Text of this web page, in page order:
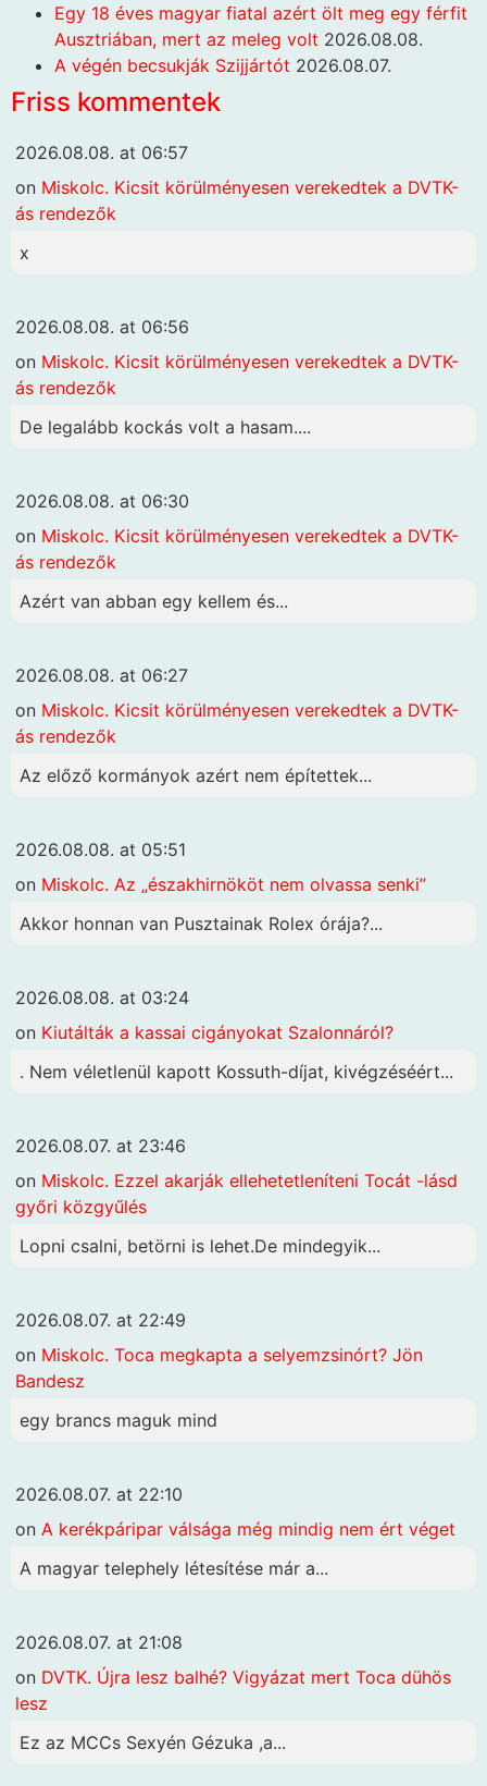
Egy 18 éves magyar fiatal azért ölt meg egy férfit
Ausztriában, mert az meleg volt 2026.08.08.
A végén becsukják Szijjártót 2026.08.07.
Friss kommentek
2026.08.08. at 06:57
on Miskolc. Kicsit körülményesen verekedtek a DVTK-
ás rendezők
x
2026.08.08. at 06:56
on Miskolc. Kicsit körülményesen verekedtek a DVTK-
ás rendezők
De legalább kockás volt a hasam....
2026.08.08. at 06:30
on Miskolc. Kicsit körülményesen verekedtek a DVTK-
ás rendezők
Azért van abban egy kellem és...
2026.08.08. at 06:27
on Miskolc. Kicsit körülményesen verekedtek a DVTK-
ás rendezők
Az előző kormányok azért nem építettek...
2026.08.08. at 05:51
on Miskolc. Az „északhirnököt nem olvassa senki”
Akkor honnan van Pusztainak Rolex órája?...
2026.08.08. at 03:24
on Kiutálták a kassai cigányokat Szalonnáról?
. Nem véletlenül kapott Kossuth-díjat, kivégzéséért...
2026.08.07. at 23:46
on Miskolc. Ezzel akarják ellehetetleníteni Tocát -lásd
győri közgyűlés
Lopni csalni, betörni is lehet.De mindegyik...
2026.08.07. at 22:49
on Miskolc. Toca megkapta a selyemzsinórt? Jön
Bandesz
egy brancs maguk mind
2026.08.07. at 22:10
on A kerékpáripar válsága még mindig nem ért véget
A magyar telephely létesítése már a...
2026.08.07. at 21:08
on DVTK. Újra lesz balhé? Vigyázat mert Toca dühös
lesz
Ez az MCCs Sexyén Gézuka ,a...